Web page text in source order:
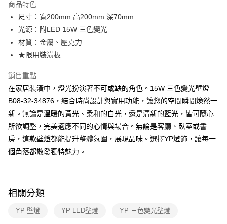
街口支付
悠遊付
Google Pay
全盈+PAY
AFTEE先享後付
相關說明
【關於「AFTEE先享後付」】
AFTEE先享後付是「在收到商品之後才付款」的支付方式。 讓您購物簡單
便利好安心！
１．簡單：不需註冊會員、不需綁卡、不需儲值。
２．便利：只要手機號碼，簡訊認證，即可結帳。
結帳頁面，進行簡訊認證並確認金額後，即可完成結帳。
３．收到繳費通知簡訊後14天內，點擊此簡訊中的連結，可透過四大超商／
商品特色
尺寸：寬200mm 高200mm 深70mm
光源：附LED 15W 三色變光
材質：金屬、壓克力
★限用裝潢板
銷售重點
在家居裝潢中，燈光扮演著不可或缺的角色。15W 三色變光壁燈
B08-32-34876，結合時尚設計與實用功能，讓您的空間瞬間煥然一
新。無論是溫暖的黃光、柔和的白光，還是清新的藍光，皆可隨心
所欲調整，完美適應不同的心情與場合。無論是客廳、臥室或書
房，這款壁燈都能提升整體氛圍，展現品味。選擇YP燈飾，讓每一
個角落都散發獨特魅力。
相關分類
YP 壁燈 YP LED壁燈 YP 三色變光壁燈